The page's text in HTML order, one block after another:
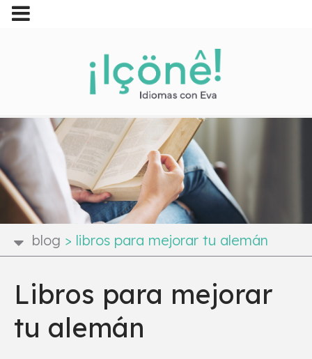
blog > libros para mejorar tu alemán
Libros para mejorar
tu alemán